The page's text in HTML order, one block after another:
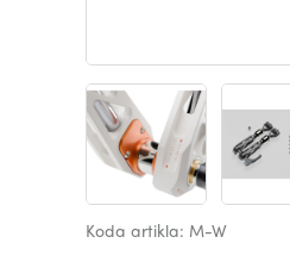
Koda artikla: M-W